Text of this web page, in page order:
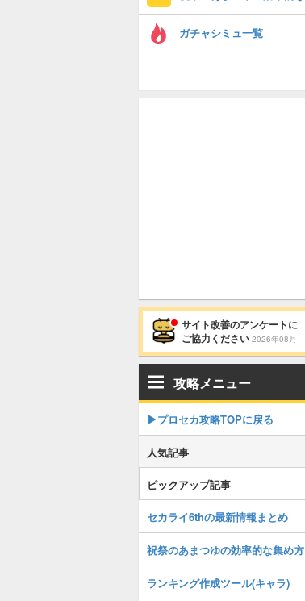
ガチャシミュ一覧
サイト改善のアンケートに
ご協力ください 2026年08月
攻略メニュー
▶︎プロセカ攻略TOPに戻る
人気記事
ピックアップ記事
セカライ6thの最新情報まとめ
祝祭のあまつゆの効率的な集め方
ランキング作成ツール(キャラ)